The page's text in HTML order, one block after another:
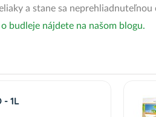
a stane sa neprehliadnuteľnou
budleje nájdete na našom blogu.
- 1L